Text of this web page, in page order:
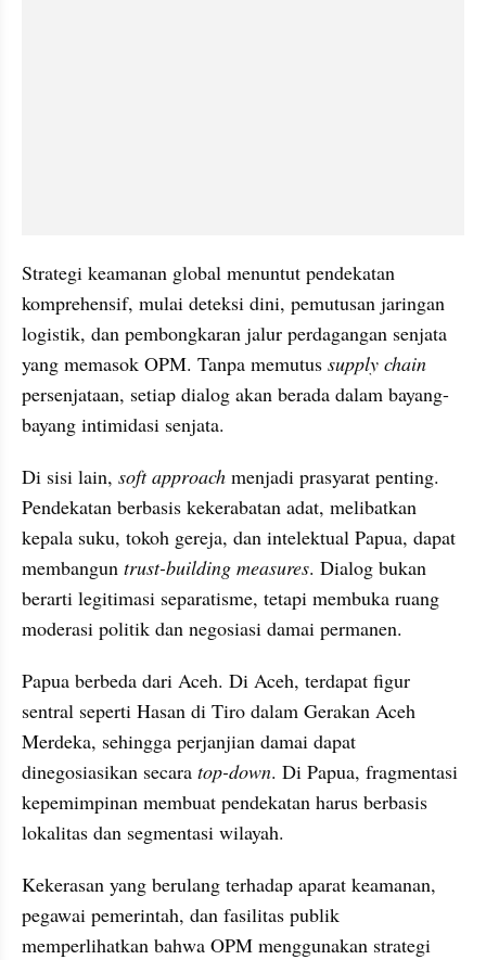
Strategi keamanan global menuntut pendekatan
komprehensif, mulai deteksi dini, pemutusan jaringan
logistik, dan pembongkaran jalur perdagangan senjata
yang memasok OPM. Tanpa memutus
persenjataan, setiap dialog akan berada dalam bayang-
bayang intimidasi senjata.
Di sisi lain, soft approach menjadi prasyarat penting.
Pendekatan berbasis kekerabatan adat, melibatkan
kepala suku, tokoh gereja, dan intelektual Papua, dapat
membangun trust-building measures. Dialog bukan
berarti legitimasi separatisme, tetapi membuka ruang
moderasi politik dan negosiasi damai permanen.
Papua berbeda dari Aceh. Di Aceh, terdapat figur
sentral seperti Hasan di Tiro dalam Gerakan Aceh
Merdeka, sehingga perjanjian damai dapat
dinegosiasikan secara top-down. Di Papua, fragmentasi
kepemimpinan membuat pendekatan harus berbasis
lokalitas dan segmentasi wilayah.
Kekerasan yang berulang terhadap aparat keamanan,
pegawai pemerintah, dan fasilitas publik